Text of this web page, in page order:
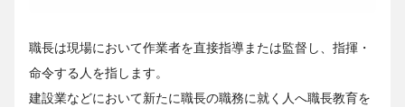
職長は現場において作業者を直接指導または監督し、指揮・
命令する人を指します。
建設業などにおいて新たに職長の職務に就く人へ職長教育を